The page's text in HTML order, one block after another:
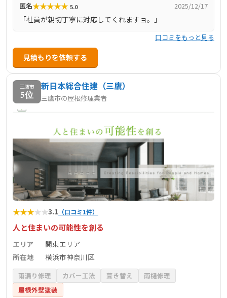
匿名★★★★★ 5.0 2025/12/17
「社員が親切丁寧に対応してくれますョ。」
口コミをもっと見る
見積もりを依頼する
三鷹市
5位
新日本総合住建（三鷹）
三鷹市の屋根修理業者
★★★★★3.1 （口コミ1件）
人と住まいの可能性を創る
エリア
関東エリア
所在地
横浜市神奈川区
雨漏り修理 カバー工法 葺き替え
雨樋修理
屋根外壁塗装